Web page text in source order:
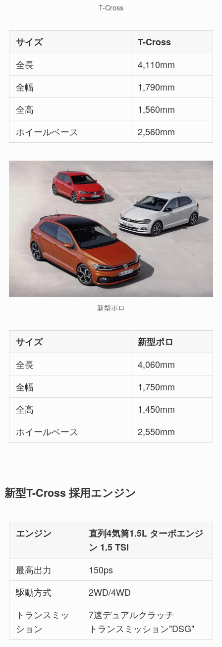
T-Cross
サイズ
T-Cross
全長
4,110mm
全幅
1,790mm
全高
1,560mm
ホイールベース
2,560mm
新型ポロ
サイズ
新型ポロ
全長
4,060mm
全幅
1,750mm
全高
1,450mm
ホイールベース
2,550mm
新型T-Cross 採用エンジン
エンジン
直列4気筒1.5L ターボエンジ
ン 1.5 TSI
最高出力
150ps
駆動方式
2WD/4WD
トランスミッ
ション
7速デュアルクラッチ
トランスミッション"DSG"